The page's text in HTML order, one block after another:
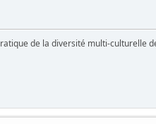
de la diversité multi-culturelle